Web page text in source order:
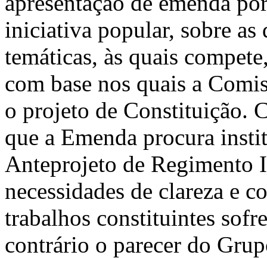
iniciativa popular, sobre as
temáticas, às quais
com base nos quais a
o projeto de Constituição.
que a Emen­da procura
Anteprojeto de Regimento
necessidades de clareza e
trabalhos constituintes
contrário o parecer do